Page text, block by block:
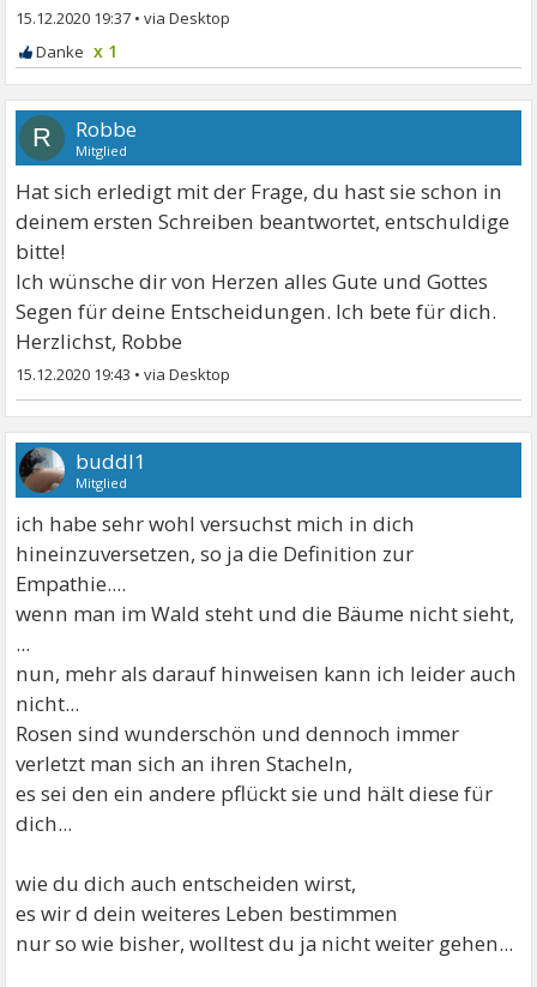
15.12.2020 19:37 •
x 1
R Robbe
Mitglied
Hat sich erledigt mit der Frage, du hast sie schon in
deinem ersten Schreiben beantwortet, entschuldige
bitte!
Ich wünsche dir von Herzen alles Gute und Gottes
Segen für deine Entscheidungen. Ich bete für dich.
Herzlichst, Robbe
15.12.2020 19:43 •
buddl1
Mitglied
ich habe sehr wohl versuchst mich in dich
hineinzuversetzen, so ja die Definition zur
Empathie....
wenn man im Wald steht und die Bäume nicht sieht,
...
nun, mehr als darauf hinweisen kann ich leider auch
nicht...
Rosen sind wunderschön und dennoch immer
verletzt man sich an ihren Stacheln,
es sei den ein andere pflückt sie und hält diese für
dich...
wie du dich auch entscheiden wirst,
es wir d dein weiteres Leben bestimmen
nur so wie bisher, wolltest du ja nicht weiter gehen...